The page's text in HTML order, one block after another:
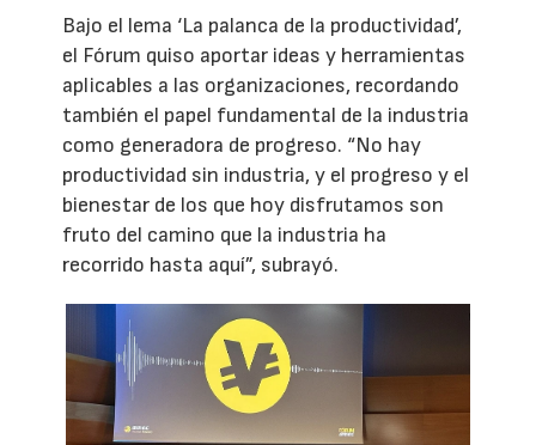
Bajo el lema ‘La palanca de la productividad’,
el Fórum quiso aportar ideas y herramientas
aplicables a las organizaciones, recordando
también el papel fundamental de la industria
como generadora de progreso. “No hay
productividad sin industria, y el progreso y el
bienestar de los que hoy disfrutamos son
fruto del camino que la industria ha
recorrido hasta aquí”, subrayó.